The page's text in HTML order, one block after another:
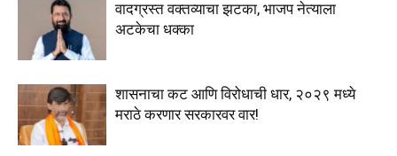
वादग्रस्त वक्तव्याचा झटका, भाजप नेत्याला
अटकेचा धक्का
शासनाचा कट आणि विरोधाची धार, २०२९ मध्ये
मराठे करणार सरकारवर वार!